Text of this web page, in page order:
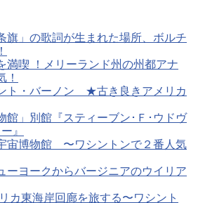
旗」の歌詞が生まれた場所、ボルチ
満喫 ！メリーランド州の州都アナ
！
ト・バーノン ★古き良きアメリカ
館」別館『スティーブン･Ｆ･ウドヴ
』
宙博物館 〜ワシントンで２番人気
ヨークからバージニアのウイリア
カ東海岸回廊を旅する〜ワシント